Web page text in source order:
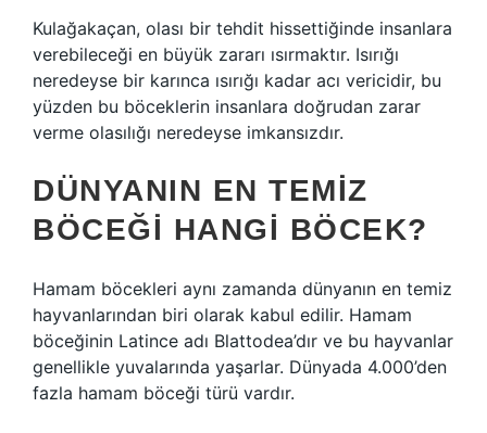
Kulağakaçan, olası bir tehdit hissettiğinde insanlara
verebileceği en büyük zararı ısırmaktır. Isırığı
neredeyse bir karınca ısırığı kadar acı vericidir, bu
yüzden bu böceklerin insanlara doğrudan zarar
verme olasılığı neredeyse imkansızdır.
DÜNYANIN EN TEMIZ
BÖCEĞI HANGI BÖCEK?
Hamam böcekleri aynı zamanda dünyanın en temiz
hayvanlarından biri olarak kabul edilir. Hamam
böceğinin Latince adı Blattodea’dır ve bu hayvanlar
genellikle yuvalarında yaşarlar. Dünyada 4.000’den
fazla hamam böceği türü vardır.